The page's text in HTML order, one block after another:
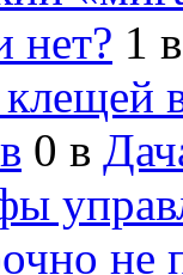
нет? 1
0 в
не